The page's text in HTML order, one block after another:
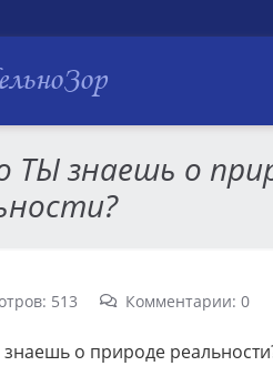
ТЫ знаешь о
513 Комментарии: 0
о природе